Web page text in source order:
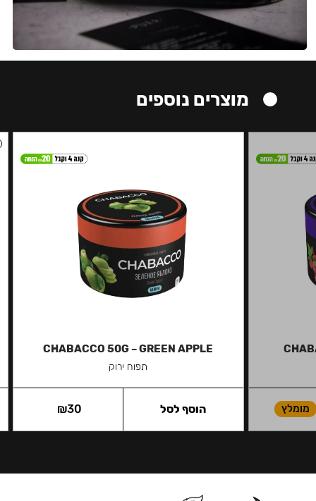
מוצרים נוספים
מומלץ
CHABACCO 50G – GREEN APPLE
תפוח ירוק
₪30 הוסף לסל